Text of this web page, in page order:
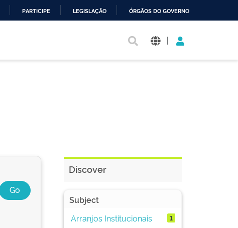
PARTICIPE LEGISLAÇÃO ÓRGÃOS DO GOVERNO
|
Discover
Subject
Arranjos Institucionais
1